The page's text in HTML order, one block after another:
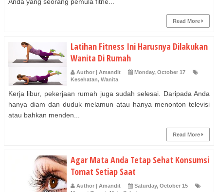
Read More
Latihan Fitness Ini Harusnya Dilakukan
Wanita Di Rumah
Author | Amandit
Monday, October 17
Kesehatan, Wanita
Kerja libur, pekerjaan rumah juga sudah selesai. Daripada Anda
hanya diam dan duduk melamun atau hanya menonton televisi
atau bahkan menden...
Read More
Agar Mata Anda Tetap Sehat Konsumsi
Tomat Setiap Saat
Author | Amandit
Saturday, October 15